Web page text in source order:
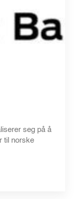
seg på å
til norske